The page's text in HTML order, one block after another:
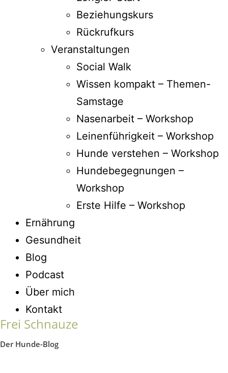
Beziehungskurs
Rückrufkurs
Veranstaltungen
Social Walk
Wissen kompakt – Themen-
Samstage
Nasenarbeit – Workshop
Leinenführigkeit – Workshop
Hunde verstehen – Workshop
Hundebegegnungen –
Workshop
Erste Hilfe – Workshop
Ernährung
Gesundheit
Blog
Podcast
Über mich
Kontakt
Frei Schnauze
Der Hunde-Blog